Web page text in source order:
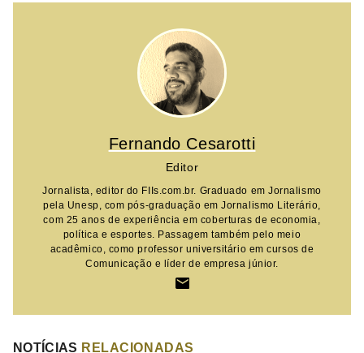
Fernando Cesarotti
Editor
Jornalista, editor do FIIs.com.br. Graduado em Jornalismo
pela Unesp, com pós-graduação em Jornalismo Literário,
com 25 anos de experiência em coberturas de economia,
política e esportes. Passagem também pelo meio
acadêmico, como professor universitário em cursos de
Comunicação e líder de empresa júnior.
NOTÍCIAS RELACIONADAS